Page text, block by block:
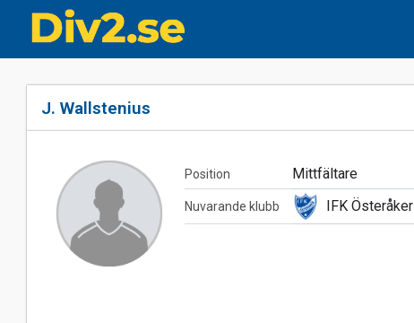
J. Wallstenius
Position Mittfältare
Nuvarande klubb IFK Österåker